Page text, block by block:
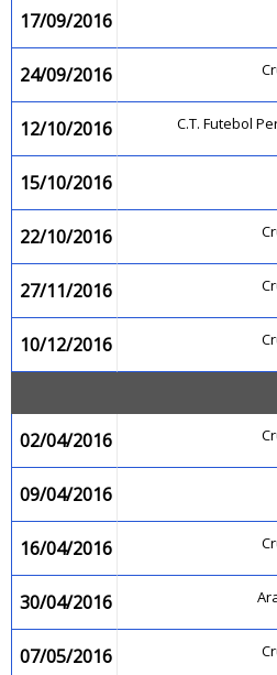
17/09/2016
24/09/2016
12/10/2016 C.T. Futebol
15/10/2016
22/10/2016
27/11/2016
10/12/2016
02/04/2016
09/04/2016
16/04/2016
30/04/2016
07/05/2016